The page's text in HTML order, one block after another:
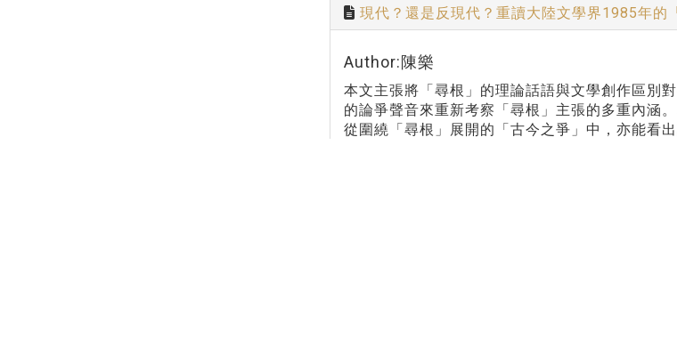
現代？還是反現代？重讀大陸文學界1985年的
Author:陳樂
本文主張將「尋根」的理論話語與文學創作區別
的論爭聲音來重新考察「尋根」主張的多重內涵
從圍繞「尋根」展開的「古今之爭」中，亦能看